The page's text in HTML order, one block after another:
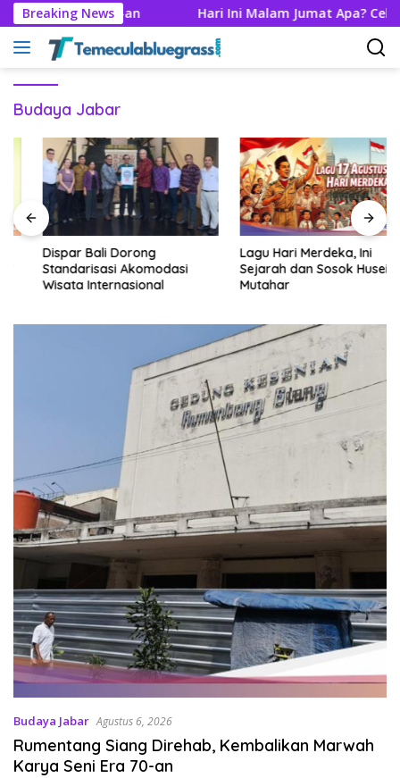
Langsung
ke
konten
Breaking News
70-an Hari Ini Malam Jumat Apa? Cek Weton
Budaya Jabar
Dispar Bali Dorong
Standarisasi Akomodasi
Wisata Internasional
Lagu Hari Merdeka, Ini
Sejarah dan Sosok Husein
Mutahar
Budaya Jabar Agustus 6, 2026
Rumentang Siang Direhab, Kembalikan Marwah
Karya Seni Era 70-an